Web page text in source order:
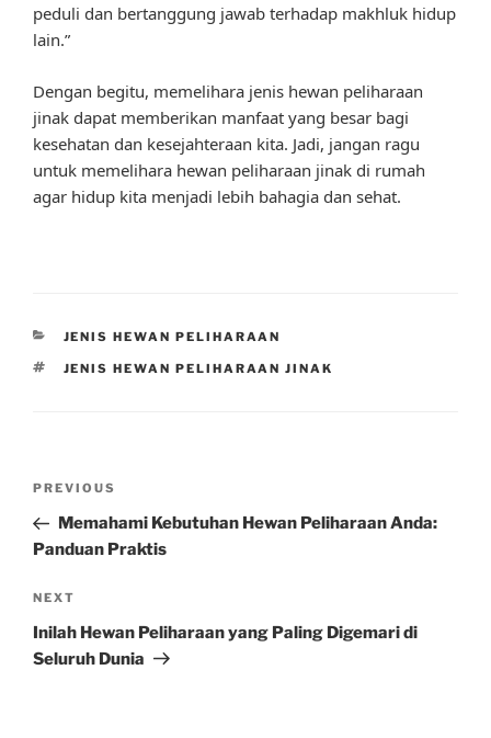
peduli dan bertanggung jawab terhadap makhluk hidup
lain.”
Dengan begitu, memelihara jenis hewan peliharaan
jinak dapat memberikan manfaat yang besar bagi
kesehatan dan kesejahteraan kita. Jadi, jangan ragu
untuk memelihara hewan peliharaan jinak di rumah
agar hidup kita menjadi lebih bahagia dan sehat.
CATEGORIES
JENIS HEWAN PELIHARAAN
TAGS
JENIS HEWAN PELIHARAAN JINAK
Previous
Post
PREVIOUS
Memahami Kebutuhan Hewan Peliharaan Anda:
Panduan Praktis
Next
Post
NEXT
Inilah Hewan Peliharaan yang Paling Digemari di
Seluruh Dunia